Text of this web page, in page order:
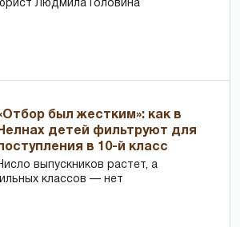
Людмила Головина
был жестким»: как в
детей фильтруют для
в 10-й класс
выпускников растет, а
классов — нет